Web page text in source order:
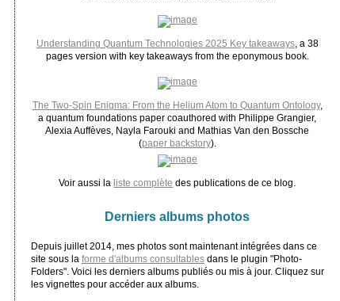
Understanding Quantum Technologies 2025 Key takeaways, a 38
pages version with key takeaways from the eponymous book.
The Two-Spin Enigma: From the Helium Atom to Quantum Ontology,
a quantum foundations paper coauthored with Philippe Grangier,
Alexia Auffèves, Nayla Farouki and Mathias Van den Bossche
(paper backstory).
Voir aussi la liste complète des publications de ce blog.
Derniers albums photos
Depuis juillet 2014, mes photos sont maintenant intégrées dans ce
site sous la forme d'albums consultablesdans le plugin "Photo-
Folders". Voici les derniers albums publiés ou mis à jour. Cliquez sur
les vignettes pour accéder aux albums.